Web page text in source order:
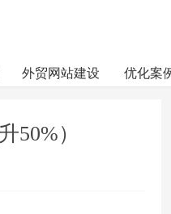
外贸网站建设 优化案
50%）